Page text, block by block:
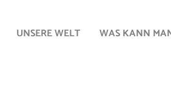
UNSERE WELT WAS KANN